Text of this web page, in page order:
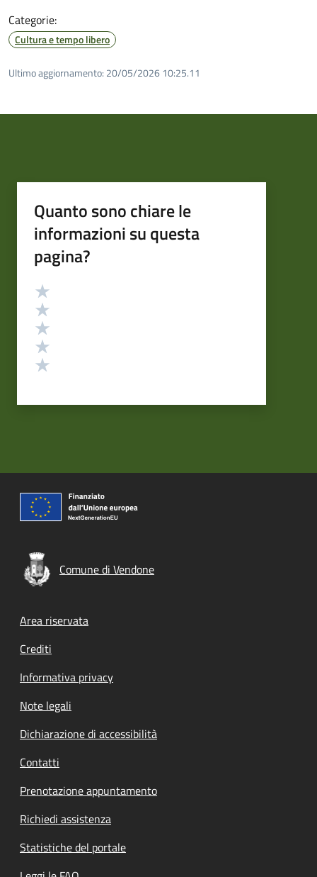
Categorie:
Cultura e tempo libero
Ultimo aggiornamento: 20/05/2026 10:25.11
Quanto sono chiare le
informazioni su questa
pagina?
Valutazione
Comune di Vendone
Footer menu
Area riservata
Crediti
Informativa privacy
Note legali
Dichiarazione di accessibilità
Contatti
Prenotazione appuntamento
Richiedi assistenza
Statistiche del portale